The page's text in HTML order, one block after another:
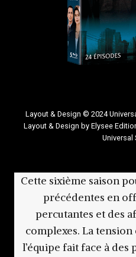
Layout & Design © 2024
Layout & Design by Elysee
Universal
Cette sixième saison
précédentes en
percutantes et des
complexes. La
l’équipe fait face à des